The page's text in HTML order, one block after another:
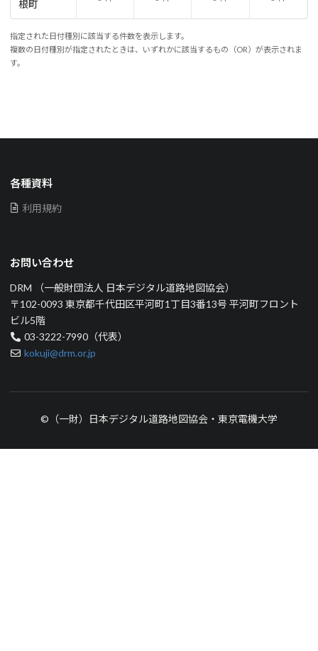
根町
指定された日付種別に該当する件数を表示します。
複数の日付種別が指定されたときは、いずれかに該当するもの（OR）が表示されま
す。
各種資料
利用規約
お問い合わせ
DRM （一般財団法人 日本デジタル道路地図協会）
〒102-0093 東京都千代田区平河町1丁目3番13号 平河町フロント
ビル5階
03-3222-7990（代表）
kokuji@drm.or.jp
©（一財）日本デジタル道路地図協会・東京電機大学